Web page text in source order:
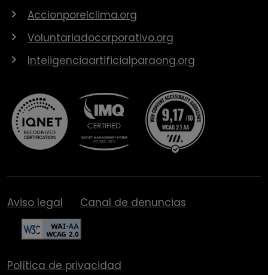
Accionporelclima.org
Voluntariadocorporativo.org
Inteligenciaartificialparaong.org
Aviso legal Canal de denuncias
Política de privacidad